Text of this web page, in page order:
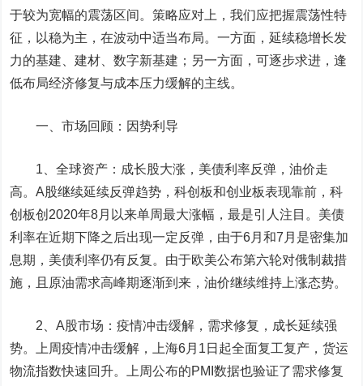
于较为宽幅的震荡区间。策略应对上，我们应把握震荡性特
征，以稳为主，在波动中适当布局。一方面，延续稳增长发
力的基建、建材、数字新基建；另一方面，可逐步求进，逢
低布局经济修复与成本压力缓解的主线。
一、市场回顾：因势利导
1、全球资产：成长股大涨，美债利率反弹，油价走
高。A股继续延续反弹趋势，科创板和创业板表现靠前，科
创板创2020年8月以来单周最大涨幅，最是引人注目。美债
利率在近期下降之后出现一定反弹，由于6月和7月是密集加
息期，美债利率仍有反复。由于欧美公布第六轮对俄制裁措
施，且原油需求高峰期逐渐到来，油价继续维持上涨态势。
2、A股市场：疫情冲击缓解，需求修复，成长延续强
势。上周疫情冲击缓解，上海6月1日起全面复工复产，货运
物流指数快速回升。上周公布的PMI数据也验证了需求修复